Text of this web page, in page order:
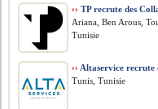
›› TP recrute des
Ariana, Ben Arous,
Tunisie
›› Altaservice recrute
Tunis, Tunisie